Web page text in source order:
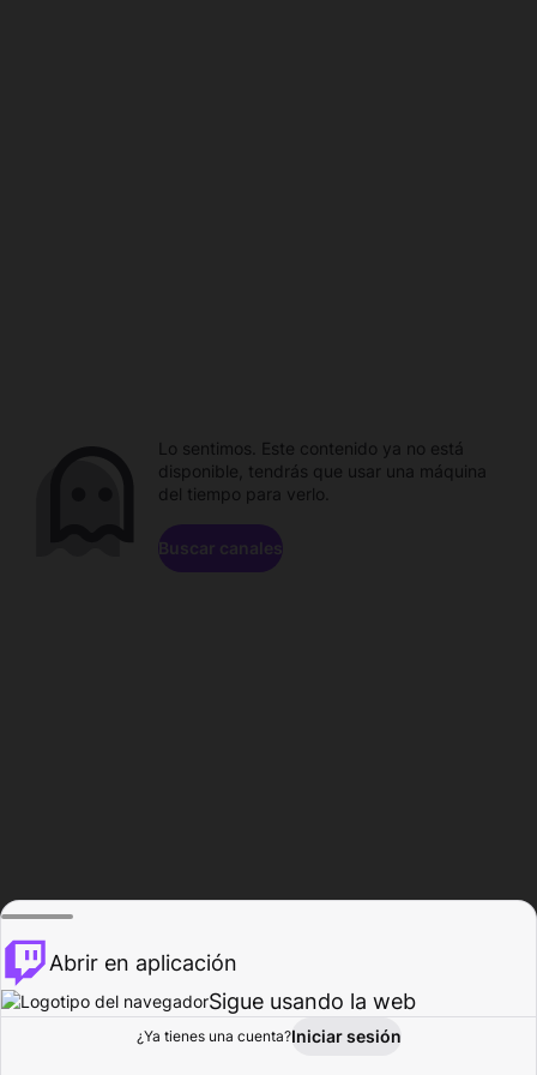
Explorar Actividad
Lo sentimos. Este contenido ya no está
disponible, tendrás que usar una máquina
del tiempo para verlo.
Buscar canales
Abrir en aplicación
Sigue usando la web
¿Ya tienes una cuenta?Iniciar sesión